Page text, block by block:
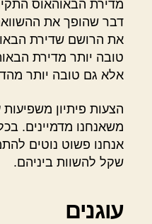
מדירת הבאוהאוס
דבר שהופך את
את הרושם שדירת
טובה יותר מדירת
אלא גם טובה יותר
הצעות פיתיון
משאנחנו מדמיינים.
אנחנו פשוט נוטים
שקל להשוות ביניהם.
עוגנים